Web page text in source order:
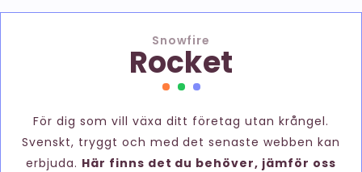
Snowfire
Rocket
För dig som vill växa ditt företag utan krångel.
Svenskt, tryggt och med det senaste webben kan
erbjuda. Här finns det du behöver, jämför oss